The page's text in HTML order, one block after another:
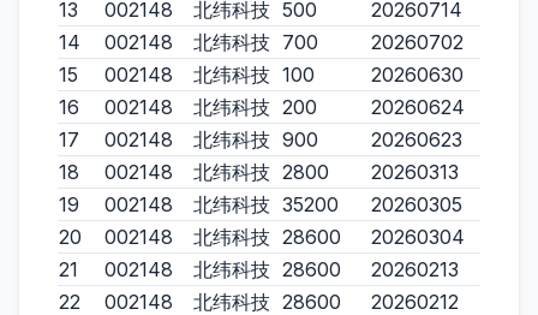
13
002148 北纬科技 500
20260714
14
002148 北纬科技 700
20260702
15
002148 北纬科技 100
20260630
16
002148 北纬科技 200
20260624
17
002148 北纬科技 900
20260623
18
002148 北纬科技 2800
20260313
19
002148 北纬科技 35200
20260305
20
002148 北纬科技 28600
20260304
21
002148 北纬科技 28600
20260213
22
002148 北纬科技 28600
20260212